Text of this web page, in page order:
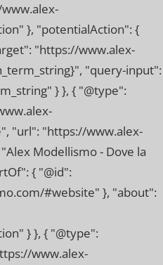
}, "potentialAction": {
"https://www.alex-
"query-input":
} }, { "@type":
"url": "https://www.alex-
Modellismo - Dove la
{ "@id":
#website" }, "about":
} }, { "@type":
www.alex-